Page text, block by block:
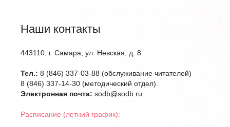
Наши контакты
443110, г. Самара, ул. Невская, д. 8
Тел.: 8 (846) 337-03-88 (обслуживание читателей)
8 (846) 337-14-30 (методический отдел).
Электронная почта: sodb@sodb.ru
Расписание (летний график):